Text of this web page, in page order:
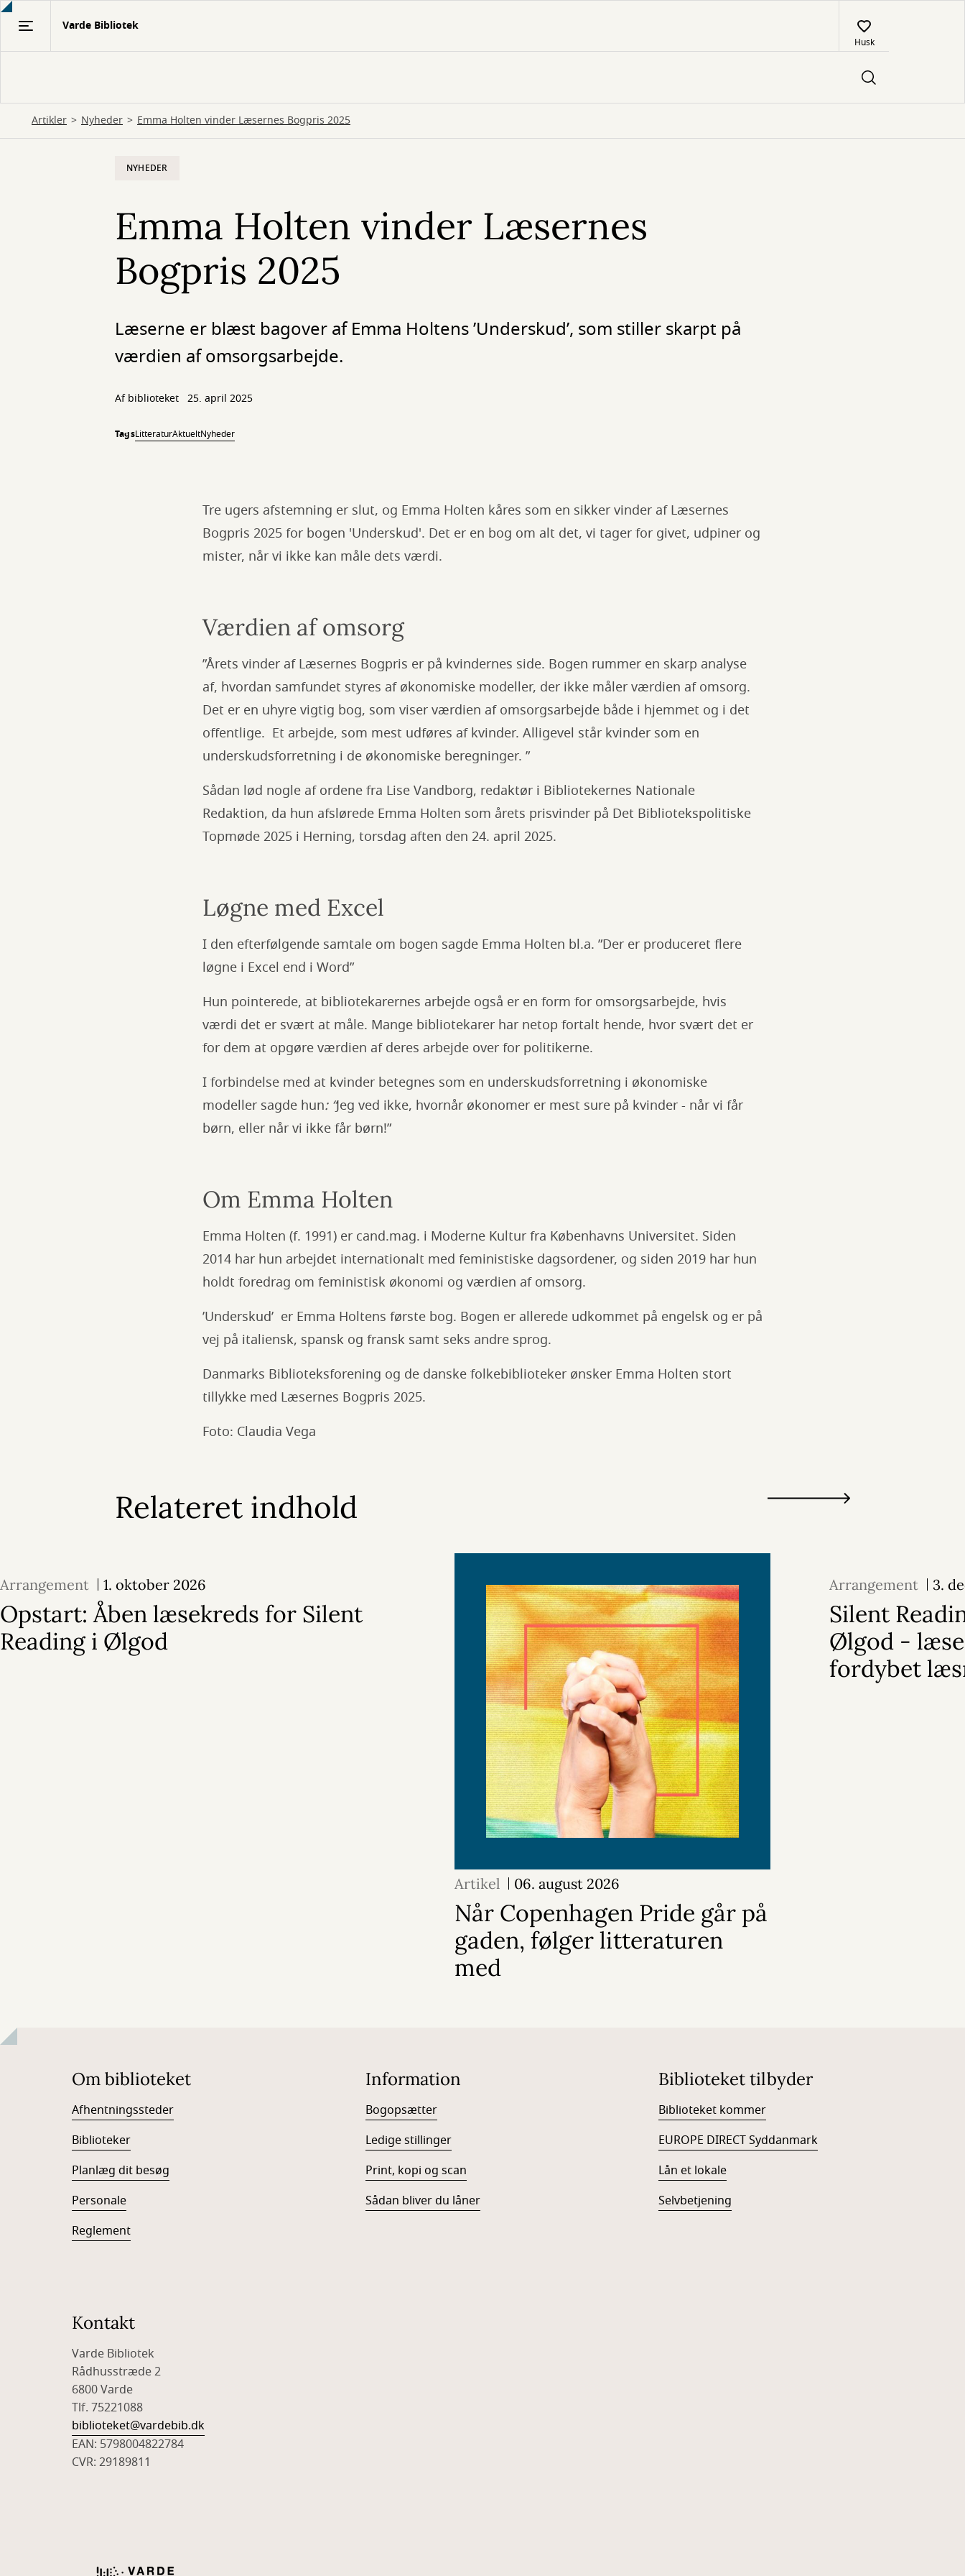
Gå
Varde Bibliotek
Husk
Artikler Nyheder Emma Holten vinder Læsernes Bogpris 2025
NYHEDER
Emma Holten vinder Læsernes
Bogpris 2025
Læserne er blæst bagover af Emma Holtens ’Underskud’, som stiller skarpt på
værdien af omsorgsarbejde.
Af biblioteket 25. april 2025
TagsLitteraturAktueltNyheder
Tre ugers afstemning er slut, og Emma Holten kåres som en sikker vinder af Læsernes
Bogpris 2025 for bogen 'Underskud'. Det er en bog om alt det, vi tager for givet, udpiner og
mister, når vi ikke kan måle dets værdi.
Værdien af omsorg
”Årets vinder af Læsernes Bogpris er på kvindernes side. Bogen rummer en skarp analyse
af, hvordan samfundet styres af økonomiske modeller, der ikke måler værdien af omsorg.
Det er en uhyre vigtig bog, som viser værdien af omsorgsarbejde både i hjemmet og i det
offentlige. Et arbejde, som mest udføres af kvinder. Alligevel står kvinder som en
underskudsforretning i de økonomiske beregninger. ”
Sådan lød nogle af ordene fra Lise Vandborg, redaktør i Bibliotekernes Nationale
Redaktion, da hun afslørede Emma Holten som årets prisvinder på Det Bibliotekspolitiske
Topmøde 2025 i Herning, torsdag aften den 24. april 2025.
Løgne med Excel
I den efterfølgende samtale om bogen sagde Emma Holten bl.a. ”Der er produceret flere
løgne i Excel end i Word”
Hun pointerede, at bibliotekarernes arbejde også er en form for omsorgsarbejde, hvis
værdi det er svært at måle. Mange bibliotekarer har netop fortalt hende, hvor svært det er
for dem at opgøre værdien af deres arbejde over for politikerne.
I forbindelse med at kvinder betegnes som en underskudsforretning i økonomiske
modeller sagde hun: “Jeg ved ikke, hvornår økonomer er mest sure på kvinder - når vi får
børn, eller når vi ikke får børn!”
Om Emma Holten
Emma Holten (f. 1991) er cand.mag. i Moderne Kultur fra Københavns Universitet. Siden
2014 har hun arbejdet internationalt med feministiske dagsordener, og siden 2019 har hun
holdt foredrag om feministisk økonomi og værdien af omsorg.
’Underskud’ er Emma Holtens første bog. Bogen er allerede udkommet på engelsk og er på
vej på italiensk, spansk og fransk samt seks andre sprog.
Danmarks Biblioteksforening og de danske folkebiblioteker ønsker Emma Holten stort
tillykke med Læsernes Bogpris 2025.
Foto: Claudia Vega
Relateret indhold
Arrangement 1. oktober 2026
Opstart: Åben læsekreds for Silent
Reading i Ølgod
Artikel 06. august 2026
Når Copenhagen Pride går på
gaden, følger litteraturen
med
Arrangement 3.
Silent
Ølgod -
fordybet
Om biblioteket
Afhentningssteder
Biblioteker
Planlæg dit besøg
Personale
Reglement
Information
Bogopsætter
Ledige stillinger
Print, kopi og scan
Sådan bliver du låner
Biblioteket tilbyder
Biblioteket kommer
EUROPE DIRECT Syddanmark
Lån et lokale
Selvbetjening
Kontakt
Varde Bibliotek
Rådhusstræde 2
6800 Varde
Tlf. 75221088
biblioteket@vardebib.dk
EAN: 5798004822784
CVR: 29189811